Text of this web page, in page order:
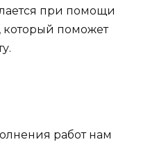
при помощи
который поможет
работ нам